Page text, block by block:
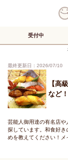
受付中
最終更新日：2026/07/10
【高
など
芸能人御用達の有名店
探しています。和食好
めを教えてください！メ